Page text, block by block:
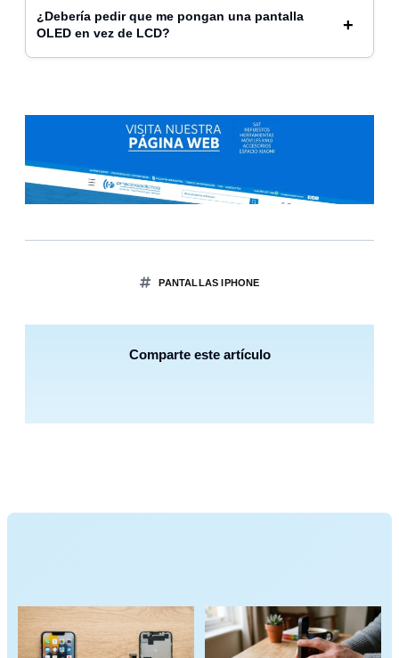
¿Debería pedir que me pongan una pantalla
OLED en vez de LCD?
PANTALLAS IPHONE
Comparte este artículo